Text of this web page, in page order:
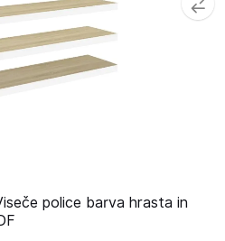
police barva hrasta in